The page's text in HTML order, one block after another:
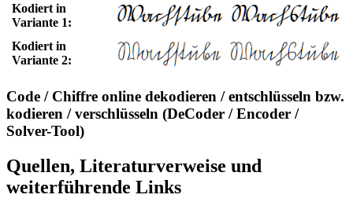
Kodiert in
Variante 1:
Kodiert in
Variante 2:
Code / Chiffre online dekodieren / entschlüsseln bzw.
kodieren / verschlüsseln (DeCoder / Encoder /
Solver-Tool)
Quellen, Literaturverweise und
weiterführende Links